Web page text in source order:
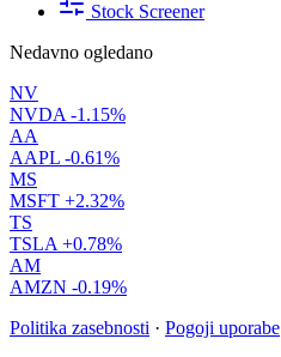
Stock Screener
Nedavno ogledano
NV
NVDA -1.15%
AA
AAPL -0.61%
MS
MSFT +2.32%
TS
TSLA +0.78%
AM
AMZN -0.19%
Politika zasebnosti · Pogoji uporabe